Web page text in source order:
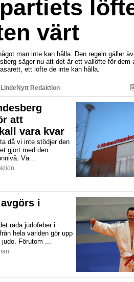
värt
man inte kan hålla. Den regeln gäller
säger nu att det är ett vallöfte för dem
ett löfte de inte kan hålla.
LindeNytt Redaktion
att
vara kvar
då vi inte stödjer den
gjort med den
Vä...
i
råda judofeber i
hela världen gör upp
Förutom ...